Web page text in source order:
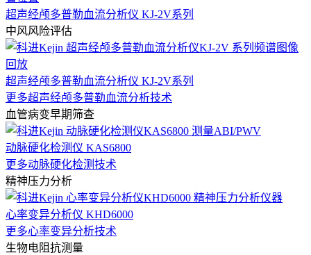
超声经颅多普勒血流分析仪 KJ-2V系列
中风风险评估
超声经颅多普勒血流分析仪 KJ-2V系列
更多超声经颅多普勒血流分析技术
血管病变早期筛查
动脉硬化检测仪 KAS6800
更多动脉硬化检测技术
精神压力分析
心率变异分析仪 KHD6000
更多心率变异分析技术
生物电阻抗测量